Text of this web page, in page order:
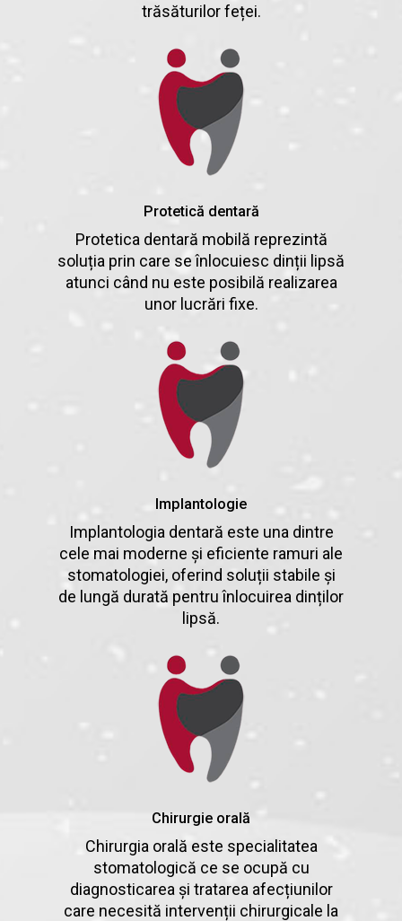
trăsăturilor feței.
Protetică dentară
Protetica dentară mobilă reprezintă
soluția prin care se înlocuiesc dinții lipsă
atunci când nu este posibilă realizarea
unor lucrări fixe.
Implantologie
Implantologia dentară este una dintre
cele mai moderne și eficiente ramuri ale
stomatologiei, oferind soluții stabile și
de lungă durată pentru înlocuirea dinților
lipsă.
Chirurgie orală
Chirurgia orală este specialitatea
stomatologică ce se ocupă cu
diagnosticarea și tratarea afecțiunilor
care necesită intervenții chirurgicale la